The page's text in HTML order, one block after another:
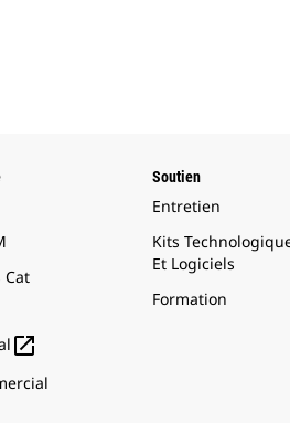
Cat

Soutien
Entretien
Kits
Et Logiciels
Formation